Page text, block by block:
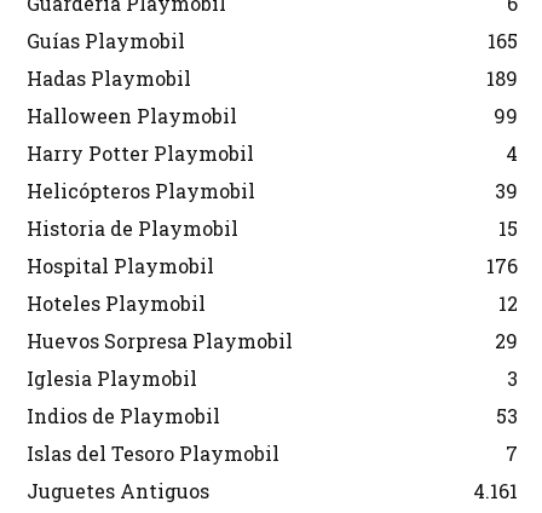
Guías Playmobil
165
Hadas Playmobil
189
Halloween Playmobil
99
Harry Potter Playmobil
4
Helicópteros Playmobil
39
Historia de Playmobil
15
Hospital Playmobil
176
Hoteles Playmobil
12
Huevos Sorpresa Playmobil
29
Iglesia Playmobil
3
Indios de Playmobil
53
Islas del Tesoro Playmobil
7
Juguetes Antiguos
4.161